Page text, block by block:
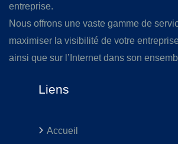
entreprise.
Nous offrons une vaste gamme de
maximiser la visibilité de votre
ainsi que sur l’Internet dans son
Liens
Accueil